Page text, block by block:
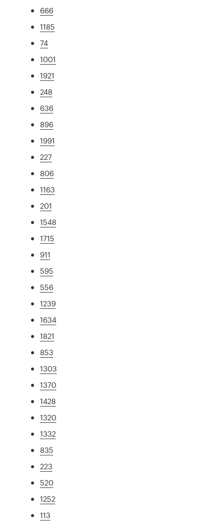
666
1185
74
1001
1921
248
636
896
1991
227
806
1163
201
1548
1715
911
595
556
1239
1634
1821
853
1303
1370
1428
1320
1332
835
223
520
1252
113